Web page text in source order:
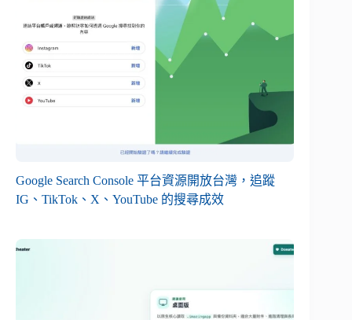
Google Search Console 平台資源開放台灣，追蹤
IG、TikTok、X、YouTube 的搜尋成效